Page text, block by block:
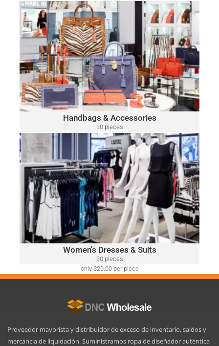
only $15.00 per piece
Handbags & Accessories
30 pieces
only $52.00 per piece
HANDBAGS & ACCESSORIES
A variety of designer brands may be included, such as:
Michael Kors, Coach, Ralph Lauren, Vince Camuto, Tommy
Hilfiger, Calvin Klein, DKNY, Marc Jacobs, Kate Spade, Tory
Burch, Guess and Many More.
Click Here
Women's Dresses & Suits
30 pieces
only $20.00 per piece
WOMEN'S DRESSES & SUITS
A variety of designer brands may be included, such as:
Ralph Lauren, Calvin Klein, DKNY, Tommy Hilfiger, Guess,
Vince Camuto, Adrianna Papell, Nine West, BCBGeneration
and Many More.
Click Here
Proveedor mayorista y distribuidor de exceso de inventario, saldos y
mercancía de liquidación. Suministramos ropa de diseñador auténtica